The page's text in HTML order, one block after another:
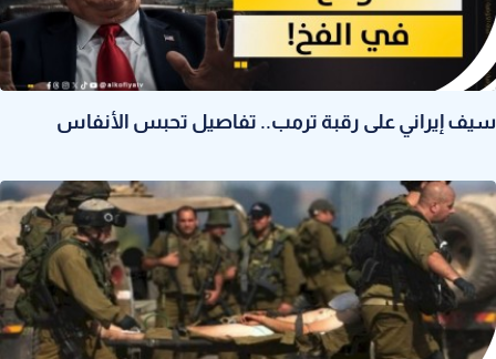
سيف إيراني على رقبة ترمب.. تفاصيل تحبس الأنفاس